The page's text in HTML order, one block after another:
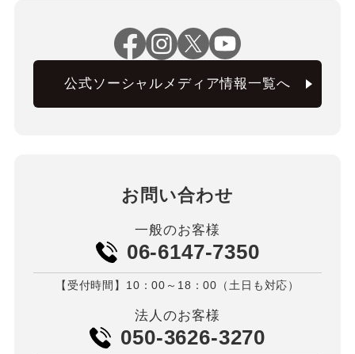
公式ソーシャルメディア情報一覧へ
お問い合わせ
一般のお客様
06-6147-7350
【受付時間】10：00～18：00（土日も対応）
法人のお客様
050-3626-3270